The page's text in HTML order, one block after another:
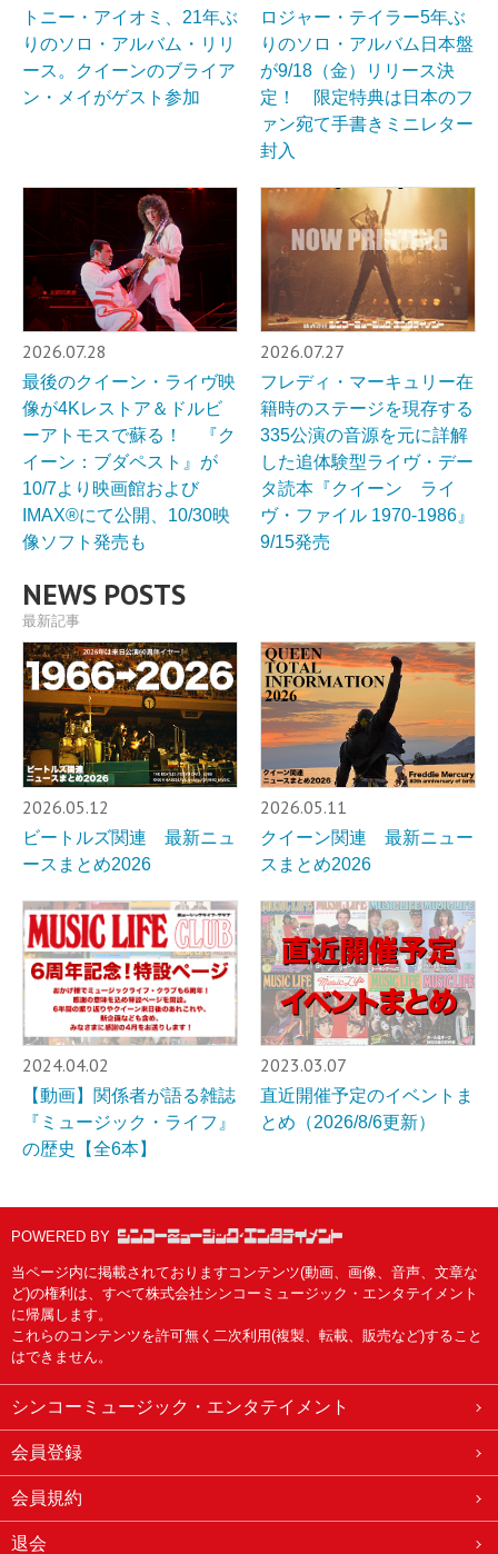
トニー・アイオミ、21年ぶ
りのソロ・アルバム・リリ
ース。クイーンのブライア
ン・メイがゲスト参加
ロジャー・テイラー5年ぶ
りのソロ・アルバム日本盤
が9/18（金）リリース決
定！ 限定特典は日本のフ
ァン宛て手書きミニレター
封入
2026.07.28
最後のクイーン・ライヴ映
像が4Kレストア＆ドルビ
ーアトモスで蘇る！ 『ク
イーン：ブダペスト』が
10/7より映画館および
IMAX®︎にて公開、10/30映
像ソフト発売も
2026.07.27
フレディ・マーキュリー在
籍時のステージを現存する
335公演の音源を元に詳解
した追体験型ライヴ・デー
タ読本『クイーン ライ
ヴ・ファイル 1970-1986』
9/15発売
NEWS POSTS
最新記事
2026.05.12
ビートルズ関連 最新ニュ
ースまとめ2026
2026.05.11
クイーン関連 最新ニュー
スまとめ2026
2024.04.02
【動画】関係者が語る雑誌
『ミュージック・ライフ』
の歴史【全6本】
2023.03.07
直近開催予定のイベントま
とめ（2026/8/6更新）
POWERED BY
当ページ内に掲載されておりますコンテンツ(動画、画像、音声、文章な
ど)の権利は、すべて株式会社シンコーミュージック・エンタテイメント
に帰属します。
これらのコンテンツを許可無く二次利用(複製、転載、販売など)すること
はできません。
シンコーミュージック・エンタテイメント
会員登録
会員規約
退会